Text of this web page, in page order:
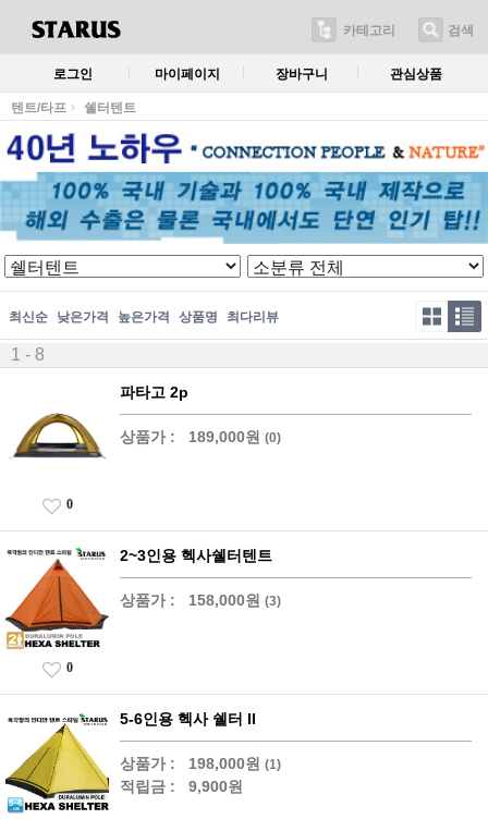
카테고리 검색
로그인 마이페이지 장바구니 관심상품
텐트/타프 쉘터텐트
최신순 낮은가격 높은가격 상품명 최다리뷰
1 - 8
파타고 2p
상품가 : 189,000원 (0)
0
2~3인용 헥사쉘터텐트
상품가 : 158,000원 (3)
0
5-6인용 헥사 쉘터 II
상품가 : 198,000원 (1)
적립금 : 9,900원